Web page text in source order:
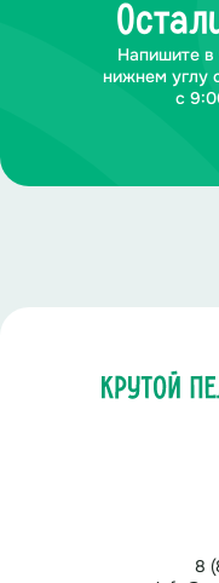
Напишите
нижнем углу
с
8